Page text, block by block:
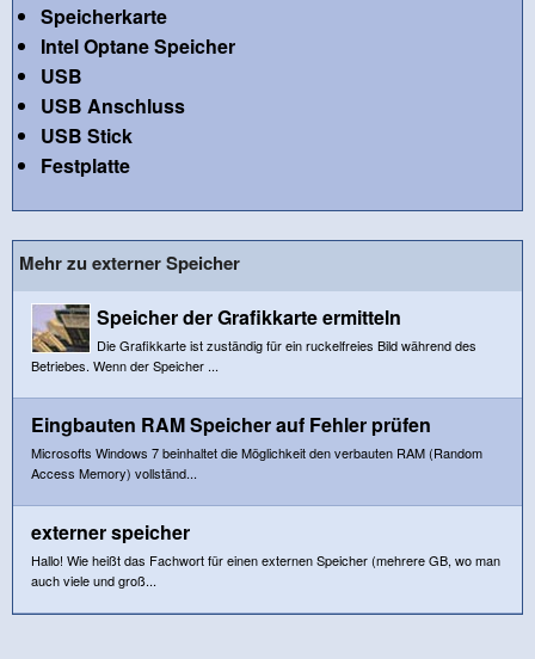
Speicherkarte
Intel Optane Speicher
USB
USB Anschluss
USB Stick
Festplatte
Mehr zu externer Speicher
Speicher der Grafikkarte ermitteln
Die Grafikkarte ist zuständig für ein ruckelfreies Bild während des
Betriebes. Wenn der Speicher ...
Eingbauten RAM Speicher auf Fehler prüfen
Microsofts Windows 7 beinhaltet die Möglichkeit den verbauten RAM (Random
Access Memory) vollständ...
externer speicher
Hallo! Wie heißt das Fachwort für einen externen Speicher (mehrere GB, wo man
auch viele und groß...